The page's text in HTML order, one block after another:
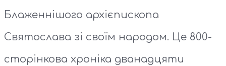
Блаженнішого архієпископа
Святослава зі своїм народом. Це 800-
сторінкова хроніка дванадцяти